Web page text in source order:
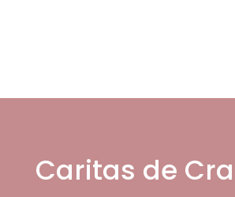
Caritas de